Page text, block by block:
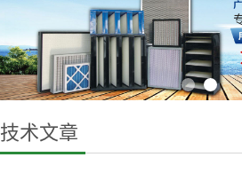
技术文章